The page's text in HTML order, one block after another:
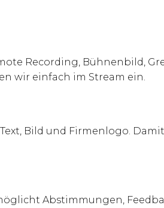
Recording, Bühnenbild,
wir einfach im Stream ein.
Bild und Firmenlogo.
Abstimmungen,